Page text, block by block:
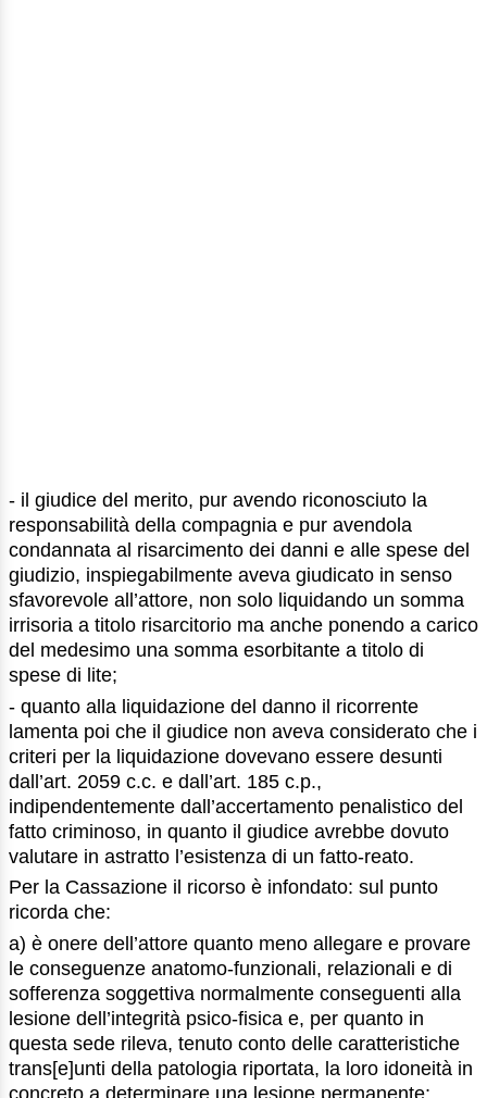
- il giudice del merito, pur avendo riconosciuto la
responsabilità della compagnia e pur avendola
condannata al risarcimento dei danni e alle spese del
giudizio, inspiegabilmente aveva giudicato in senso
sfavorevole all’attore, non solo liquidando un somma
irrisoria a titolo risarcitorio ma anche ponendo a carico
del medesimo una somma esorbitante a titolo di
spese di lite;
- quanto alla liquidazione del danno il ricorrente
lamenta poi che il giudice non aveva considerato che i
criteri per la liquidazione dovevano essere desunti
dall’art. 2059 c.c. e dall’art. 185 c.p.,
indipendentemente dall’accertamento penalistico del
fatto criminoso, in quanto il giudice avrebbe dovuto
valutare in astratto l’esistenza di un fatto-reato.
Per la Cassazione il ricorso è infondato: sul punto
ricorda che:
a) è onere dell’attore quanto meno allegare e provare
le conseguenze anatomo-funzionali, relazionali e di
sofferenza soggettiva normalmente conseguenti alla
lesione dell’integrità psico-fisica e, per quanto in
questa sede rileva, tenuto conto delle caratteristiche
trans[e]unti della patologia riportata, la loro idoneità in